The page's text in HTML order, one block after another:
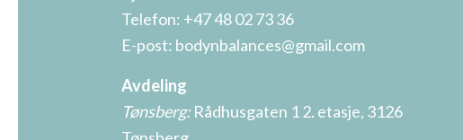
Telefon: +47 48 02 73 36
E-post: bodynbalances@gmail.com
Avdeling
Tønsberg: Rådhusgaten 1 2. etasje, 3126